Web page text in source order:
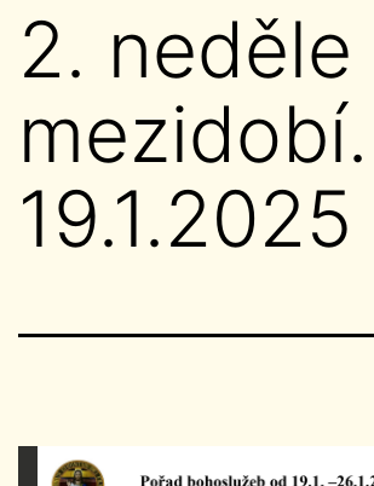
2. neděle
mezidobí.
19.1.2025